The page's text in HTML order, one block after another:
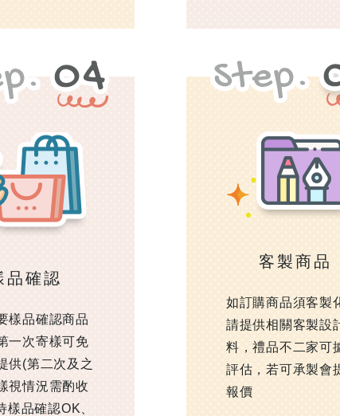
品確認
樣品確認商品
一次寄樣可免
供(第二次及之
視情況需酌收
樣品確認OK、
客製商品
如訂購商品須客製
請提供相關客製設
料，禮品不二家可
評估，若可承製會
報價